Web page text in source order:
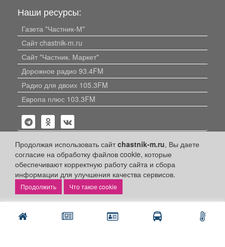
Продолжая использовать сайтchastnik-m.ru, Вы даете
согласие на обработку файлов cookie, которые
обеспечивают корректную работу сайта и сбора
информации для улучшения качества сервисов.
Что такое cookie
Наши ресурсы:
Газета "Частник-М"
Сайт chastnik-m.ru
Сайт "Частник. Маркет"
Дорожное радио 93.4FM
Радио для двоих 105.3FM
Европа плюс 103.3FM
Политика конфиденциальности
Публикации с пометкой «Реклама», «На правах рекламы»,
«Партнёрский проект» оплачены рекламодателем.
объявлениях.